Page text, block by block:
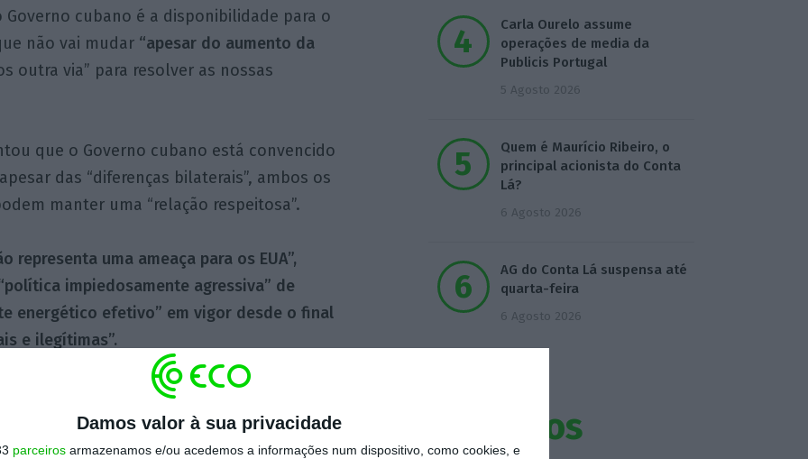
Damos valor à sua privacidade
parceiros armazenamos e/ou acedemos a informações num dispositivo, como cookies, e
cubano é a disponibilidade para o
não vai mudar“apesar do aumento da
outra via” para resolver as nossas
que o Governo cubano está convencido
das “diferenças bilaterais”, ambos os
manter uma “relação respeitosa”.
representa uma ameaça para os EUA”,
impiedosamente agressiva” de
energético efetivo” em vigor desde o final
e ilegítimas”.
The New York Times
publicaram nos
o Governo norte-americano estaria a
Havana, um substituto para o Presidente
Carla Ourelo assume
operações de media da
Publicis Portugal
5 Agosto 2026
Quem é Maurício Ribeiro, o
principal acionista do Conta
Lá?
6 Agosto 2026
AG do Conta Lá suspensa até
quarta-feira
6 Agosto 2026
Eventos